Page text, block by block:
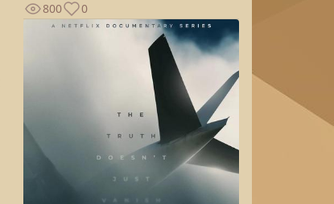
800
0